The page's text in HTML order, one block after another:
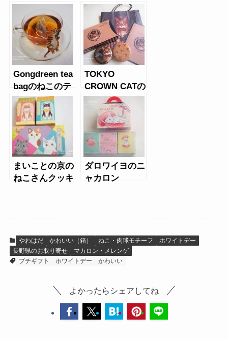
INU SHIBA
ュマロ
Gongdreen tea
bagのねこのテ
ィーバッグ
TOKYO
CROWN CATの
ロイヤルミルク
ティウエハース
＆キャンディ缶
まいことの京の
ねこさんクッキ
ダロワイヨのニ
ャカロン
やわはだ かわいい（箱） ねこ・肉球モチーフ
ホワイトデー
長野県のお取り寄せ
マカロン・メレンゲ
プチギフト
ホワイトデー かわいい
よかったらシェアしてね